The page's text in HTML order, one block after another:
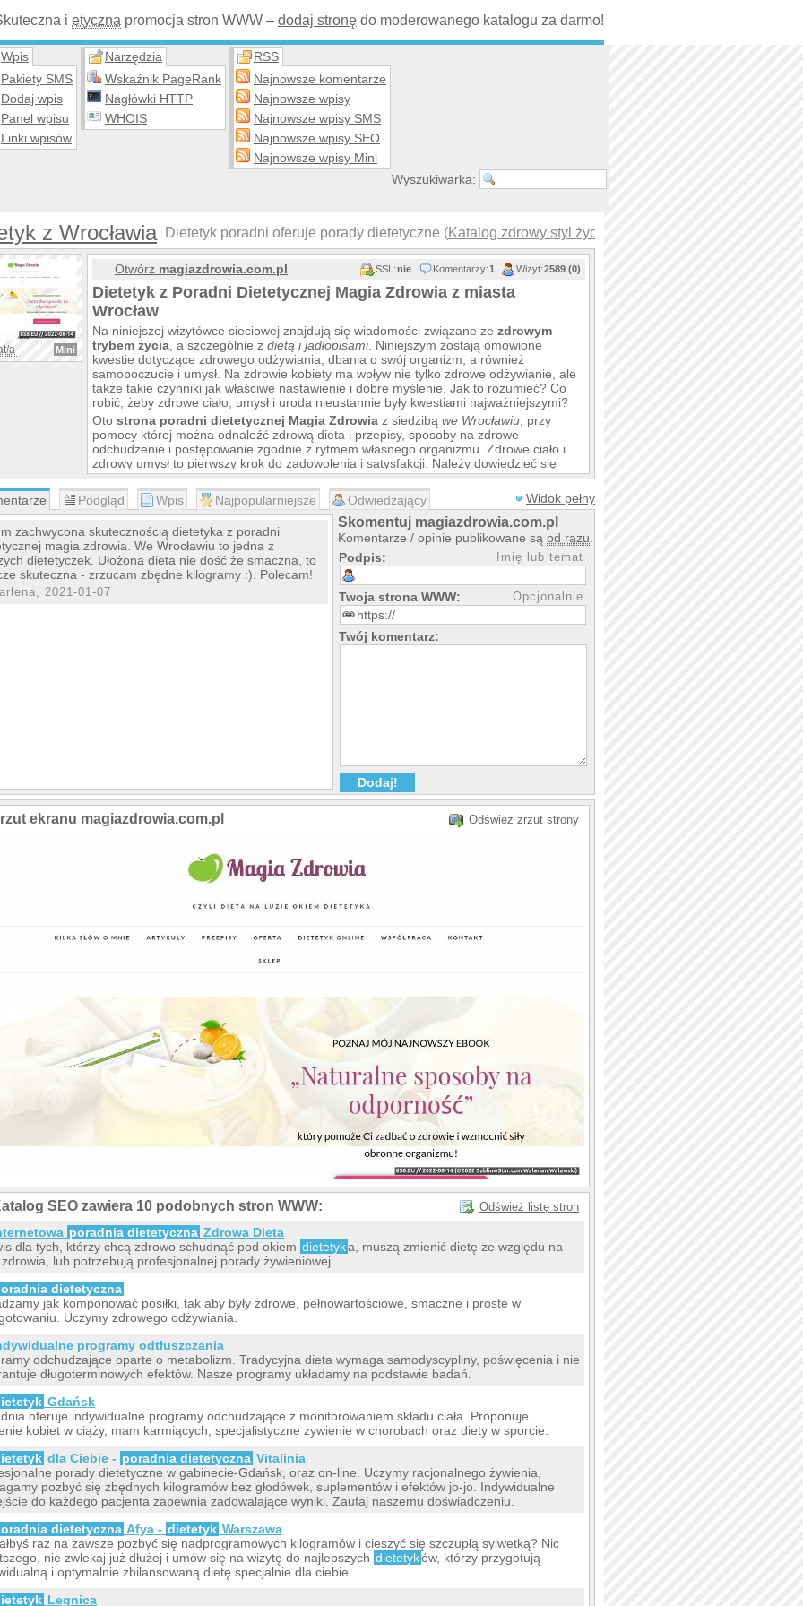
i etyczna promocja stron WWW – dodaj stronę do moderowanego katalogu za darmo!
Wpis
Pakiety SMS
Dodaj wpis
Panel wpisu
Linki wpisów
Narzędzia
Wskaźnik PageRank
Nagłówki HTTP
WHOIS
RSS
Najnowsze komentarze
Najnowsze wpisy
Najnowsze wpisy SMS
Najnowsze wpisy SEO
Najnowsze wpisy Mini
Wyszukiwarka:
z Wrocławia Dietetyk poradni oferuje porady dietetyczne (Katalog zdrowy styl życia
a Mini
Otwórz magiazdrowia.com.pl SSL:nie Komentarzy:1 Wizyt:2589 (0)
Dietetyk z Poradni Dietetycznej Magia Zdrowia z miasta
Wrocław
Na niniejszej wizytówce sieciowej znajdują się wiadomości związane ze zdrowym
trybem życia , a szczególnie z dietą i jadłopisami. Niniejszym zostają omówione
kwestie dotyczące zdrowego odżywiania, dbania o swój organizm, a również
samopoczucie i umysł. Na zdrowie kobiety ma wpływ nie tylko zdrowe odżywianie, ale
także takie czynniki jak właściwe nastawienie i dobre myślenie. Jak to rozumieć? Co
robić, żeby zdrowe ciało, umysł i uroda nieustannie były kwestiami najważniejszymi?
Oto strona poradni dietetycznej Magia Zdrowia z siedzibą we Wrocławiu , przy
pomocy której można odnaleźć zdrową dieta i przepisy, sposoby na zdrowe
odchudzenie i postępowanie zgodnie z rytmem własnego organizmu. Zdrowe ciało i
zdrowy umysł to pierwszy krok do zadowolenia i satysfakcji. Należy dowiedzieć się
zatem, jak przyjemnie i skutecznie prowadzić zdrowy styl życia.
Podgląd Wpis Najpopularniejsze Odwiedzający Widok pełny
zachwycona skutecznością dietetyka z poradni
magia zdrowia. We Wrocławiu to jedna z
dietetyczek. Ułożona dieta nie dość że smaczna, to
skuteczna - zrzucam zbędne kilogramy :). Polecam!
2021-01-07
Skomentuj magiazdrowia.com.pl
Komentarze / opinie publikowane są od razu
Podpis:
Imię lub temat
Twoja strona WWW: Opcjonalnie
Twój komentarz:
ekranu magiazdrowia.com.pl Odśwież zrzut strony
SEO zawiera 10 podobnych stron WWW: Odśwież listę stron
poradnia dietetyczna Zdrowa Dieta
dla tych, którzy chcą zdrowo schudnąć pod okiem dietetyka, muszą zmienić dietę ze względu na
lub potrzebują profesjonalnej porady żywieniowej.
dietetyczna
jak komponować posiłki, tak aby były zdrowe, pełnowartościowe, smaczne i proste w
Uczymy zdrowego odżywiania.
programy odtłuszczania
odchudzające oparte o metabolizm. Tradycyjna dieta wymaga samodyscypliny, poświęcenia i nie
długoterminowych efektów. Nasze programy układamy na podstawie badań.
Gdańsk
oferuje indywidualne programy odchudzające z monitorowaniem składu ciała. Proponuje
kobiet w ciąży, mam karmiących, specjalistyczne żywienie w chorobach oraz diety w sporcie.
dla Ciebie - poradnia dietetyczna Vitalinia
porady dietetyczne w gabinecie-Gdańsk, oraz on-line. Uczymy racjonalnego żywienia,
pozbyć się zbędnych kilogramów bez głodówek, suplementów i efektów jo-jo. Indywidualne
do każdego pacjenta zapewnia zadowalające wyniki. Zaufaj naszemu doświadczeniu.
dietetyczna Afya - dietetyk Warszawa
raz na zawsze pozbyć się nadprogramowych kilogramów i cieszyć się szczupłą sylwetką? Nic
nie zwlekaj już dłużej i umów się na wizytę do najlepszych dietetyków, którzy przygotują
i optymalnie zbilansowaną dietę specjalnie dla ciebie.
Legnica